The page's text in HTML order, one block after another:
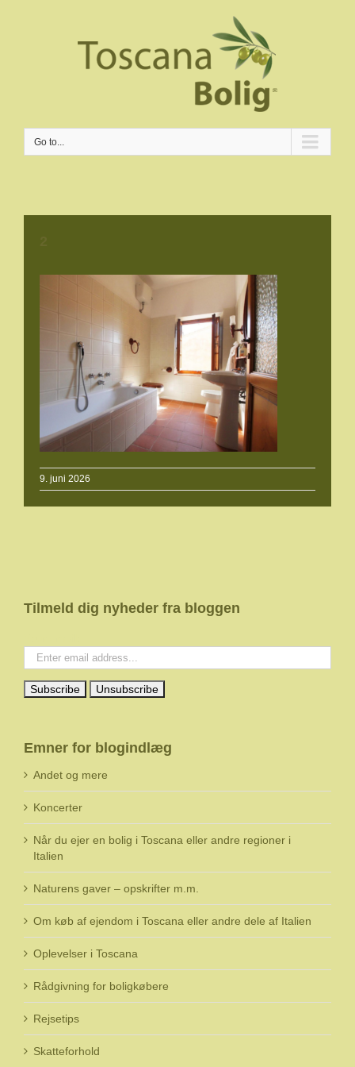
Go to...
9. juni 2026
Tilmeld dig nyheder fra bloggen
Emner for blogindlæg
Andet og mere
Koncerter
Når du ejer en bolig i Toscana eller andre regioner i
Italien
Naturens gaver – opskrifter m.m.
Om køb af ejendom i Toscana eller andre dele af Italien
Oplevelser i Toscana
Rådgivning for boligkøbere
Rejsetips
Skatteforhold